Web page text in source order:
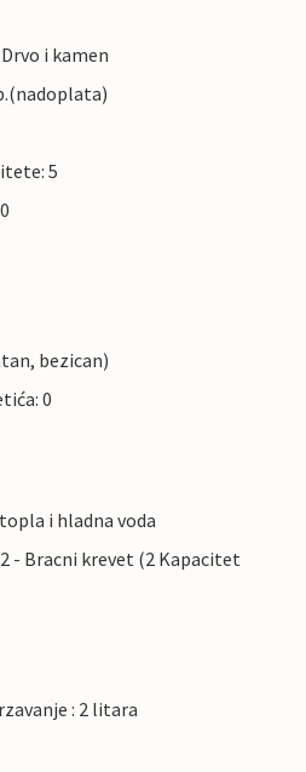
i kamen
5
bezican)
0
i hladna voda
2 - Bracni krevet (2 Kapacitet
: 2 litara